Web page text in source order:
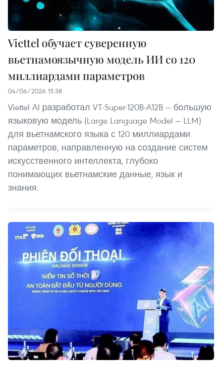
Viettel обучает суверенную
вьетнамоязычную модель ИИ со 120
миллиардами параметров
04/06/2026 15:38
Viettel AI разработал VT-Super-120B-A12B — большую
языковую модель (Large Language Model — LLM)
для вьетнамского языка с 120 миллиардами
параметров, направленную на создание систем
искусственного интеллекта, глубоко
понимающих вьетнамские данные, язык и
знания.